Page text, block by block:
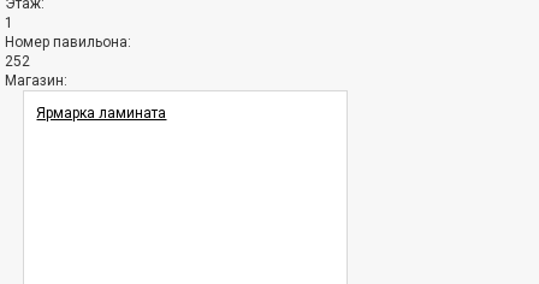
1
Номер павильона:
252
Магазин:
Ярмарка ламината